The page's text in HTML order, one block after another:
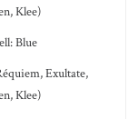
Klee)
Blue
Exultate,
Klee)